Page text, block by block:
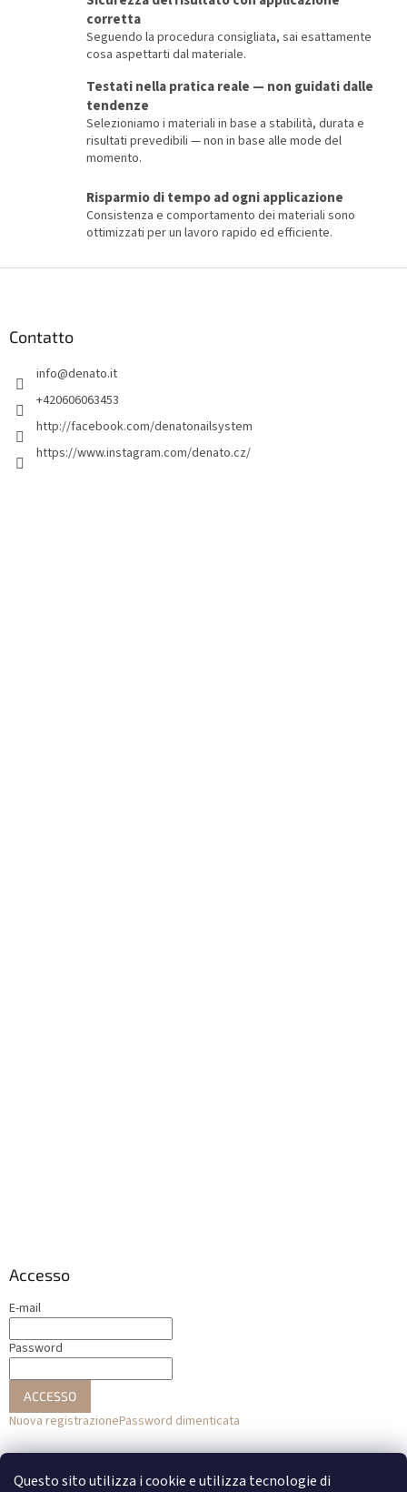
Questo sito utilizza i cookie e utilizza tecnologie di
d
e
l
e
l
c
o
corretta
Seguendo la procedura consigliata, sai esattamente
cosa aspettarti dal materiale.
Testati nella pratica reale — non guidati dalle
tendenze
Selezioniamo i materiali in base a stabilità, durata e
risultati prevedibili — non in base alle mode del
momento.
Risparmio di tempo ad ogni applicazione
Consistenza e comportamento dei materiali sono
ottimizzati per un lavoro rapido ed efficiente.
Contatto
info@denato.it
+420606063453
http://facebook.com/denatonailsystem
https://www.instagram.com/denato.cz/
Accesso
E-mail
Password
ACCESSO
Nuova registrazionePassword dimenticata
o